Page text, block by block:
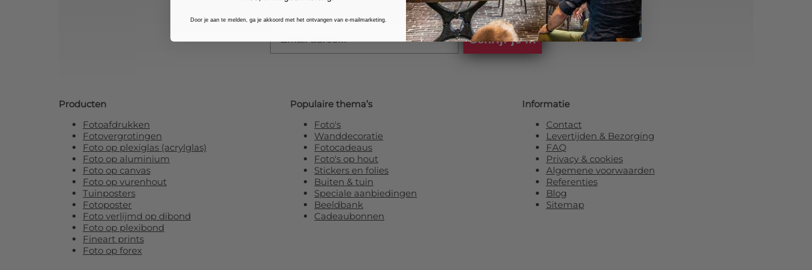
Schrijf je in
Producten
Fotoafdrukken
Fotovergrotingen
Foto op plexiglas (acrylglas)
Foto op aluminium
Foto op canvas
Foto op vurenhout
Tuinposters
Fotoposter
Foto verlijmd op dibond
Foto op plexibond
Fineart prints
Foto op forex
Populaire thema’s
Foto's
Wanddecoratie
Fotocadeaus
Foto's op hout
Stickers en folies
Buiten & tuin
Speciale aanbiedingen
Beeldbank
Cadeaubonnen
Informatie
Contact
Levertijden & Bezorging
FAQ
Privacy & cookies
Algemene voorwaarden
Referenties
Blog
Sitemap
Door je aan te melden, ga je akkoord met het ontvangen van e-mailmarketing.